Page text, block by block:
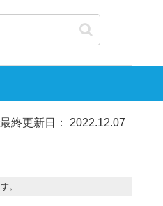
最終更新日： 2022.12.07
。